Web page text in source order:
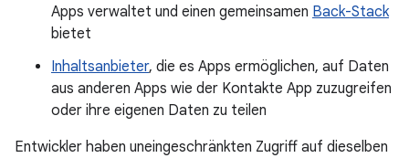
Apps verwaltet und einen gemeinsamen Back-Stack
bietet
Inhaltsanbieter, die es Apps ermöglichen, auf Daten
aus anderen Apps wie der Kontakte App zuzugreifen
oder ihre eigenen Daten zu teilen
Entwickler haben uneingeschränkten Zugriff auf dieselben